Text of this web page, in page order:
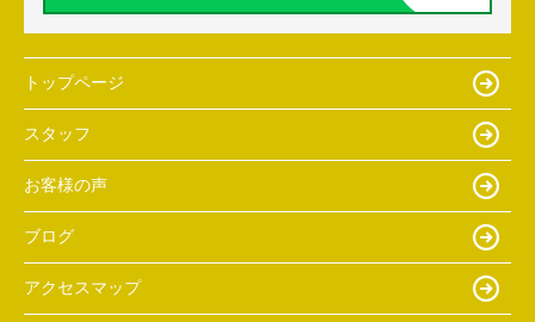
トップページ
スタッフ
お客様の声
ブログ
アクセスマップ